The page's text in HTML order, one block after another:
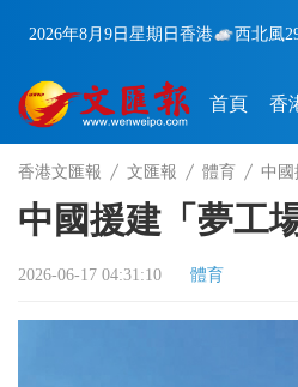
2026年8月9日 星期日 香港 西北風
首頁 香
香港文匯報 文匯報 體育 中國
中國援建「夢工
2026-06-17 04:31:10 體育